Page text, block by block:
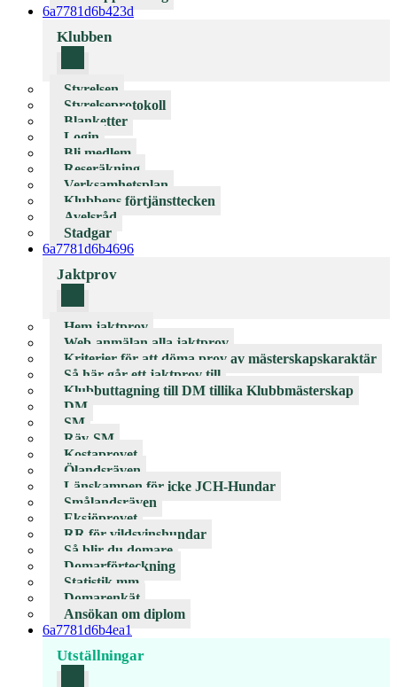
6a7781d6b423d
Klubben
Styrelsen
Styrelseprotokoll
Blanketter
Login
Bli medlem
Reseräkning
Verksamhetsplan
Klubbens förtjänsttecken
Avelsråd
Stadgar
6a7781d6b4696
Jaktprov
Hem jaktprov
Web-anmälan alla jaktprov
Kriterier för att döma prov av mästerskapskaraktär
Så här går ett jaktprov till
Klubbuttagning till DM tillika Klubbmästerskap
DM
SM
Räv-SM
Kostaprovet
Ölandsräven
Länskampen för icke JCH-Hundar
Smålandsräven
Eksjöprovet
RR för vildsvinshundar
Så blir du domare
Domarförteckning
Statistik mm
Domarenkät
Ansökan om diplom
6a7781d6b4ea1
Utställningar